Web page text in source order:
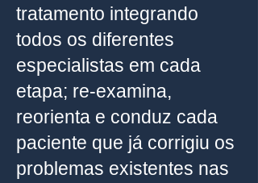
tratamento integrando
todos os diferentes
especialistas em cada
etapa; re-examina,
reorienta e conduz cada
paciente que já corrigiu os
problemas existentes nas